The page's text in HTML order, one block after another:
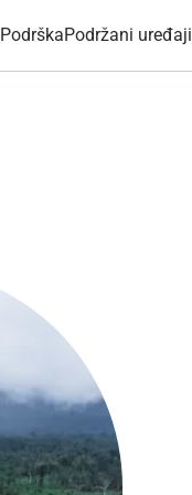
PodrškaPodržani uređaji